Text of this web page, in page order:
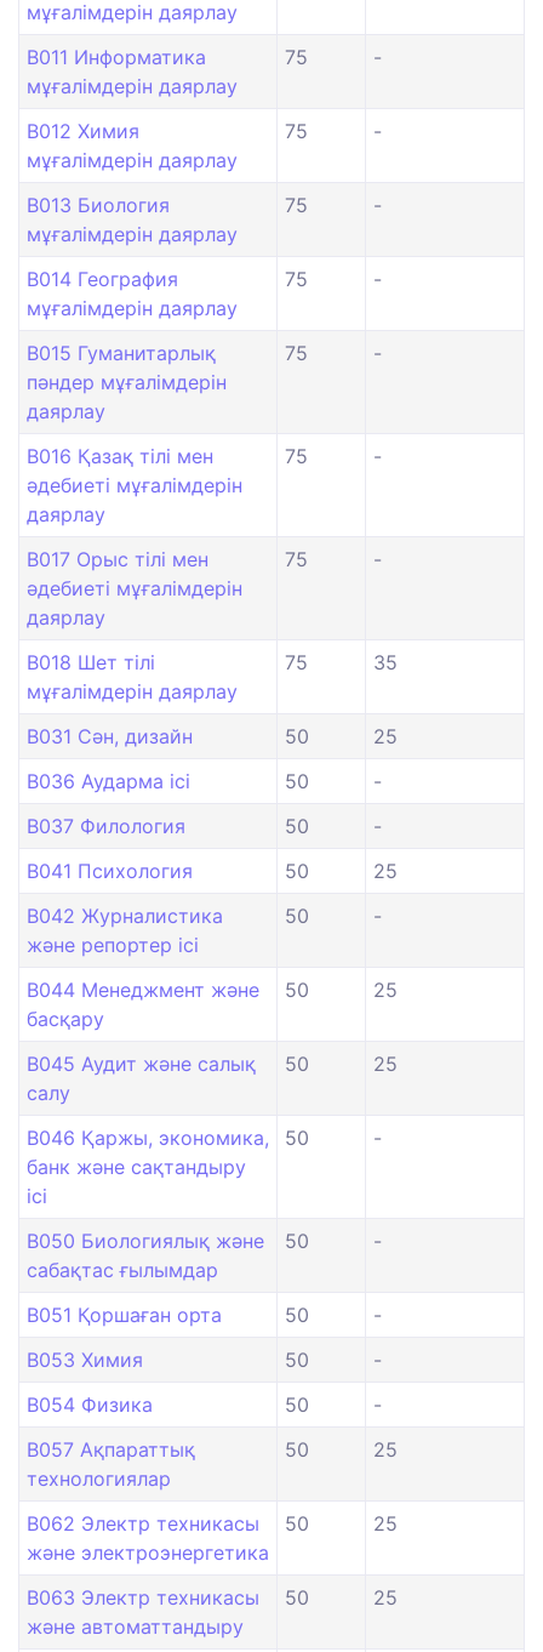
мұғалімдерін даярлау
B011 Информатика
мұғалімдерін даярлау
75 -
B012 Химия
мұғалімдерін даярлау
75 -
B013 Биология
мұғалімдерін даярлау
75 -
B014 География
мұғалімдерін даярлау
75 -
B015 Гуманитарлық
пәндер мұғалімдерін
даярлау
75 -
B016 Қазақ тілі мен
әдебиеті мұғалімдерін
даярлау
75 -
B017 Орыс тілі мен
әдебиеті мұғалімдерін
даярлау
75 -
B018 Шет тілі
мұғалімдерін даярлау
75 35
B031 Сән, дизайн 50
25
B036 Аударма ісі
50
-
B037 Филология
50
-
B041 Психология
50
25
B042 Журналистика
және репортер ісі
50 -
B044 Менеджмент және
басқару
50 25
B045 Аудит және салық
салу
50 25
B046 Қаржы, экономика,
банк және сақтандыру
ісі
50 -
B050 Биологиялық және
сабақтас ғылымдар
50 -
B051 Қоршаған орта 50
-
B053 Химия
50
-
B054 Физика
50
-
B057 Ақпараттық
технологиялар
50 25
B062 Электр техникасы
және электроэнергетика
50 25
B063 Электр техникасы
және автоматтандыру
50 25